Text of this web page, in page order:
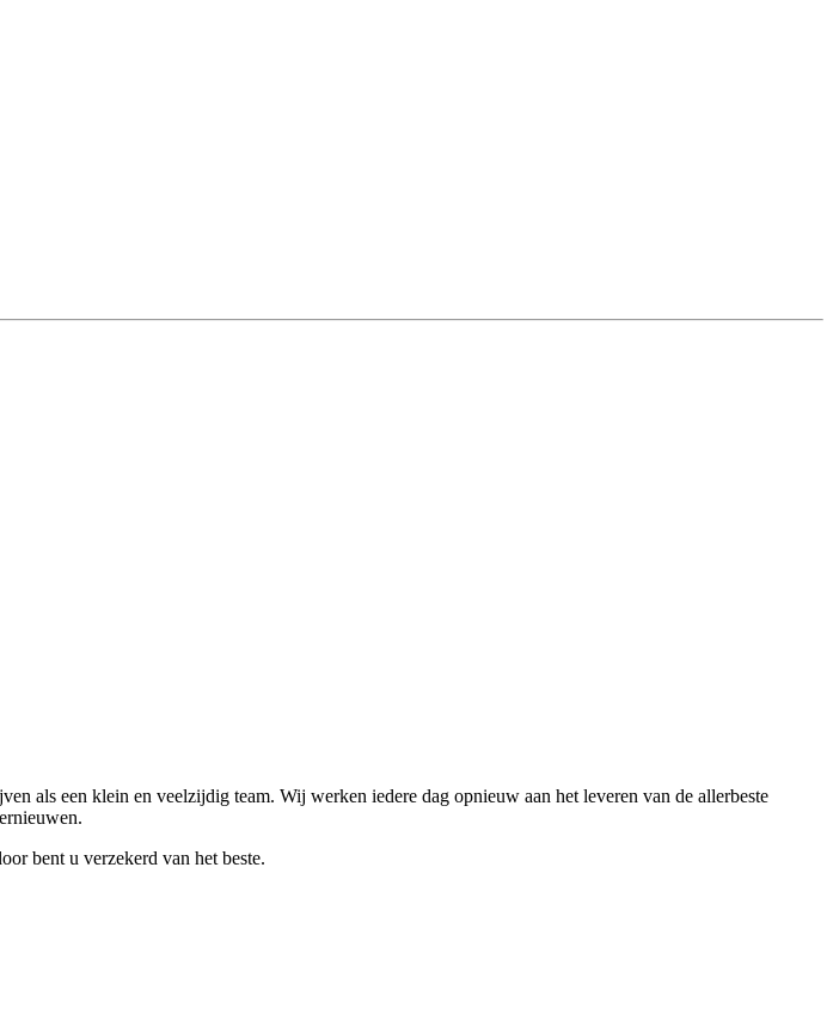
als een klein en veelzijdig team. Wij werken iedere dag opnieuw aan het leveren van de allerbeste
bent u verzekerd van het beste.